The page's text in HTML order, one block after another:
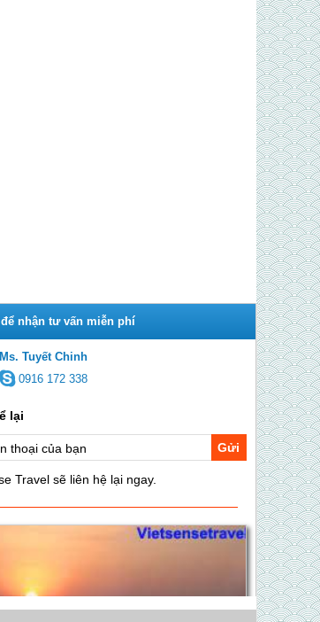
Ms. Tuyết Chinh
0916 172 338
Gửi